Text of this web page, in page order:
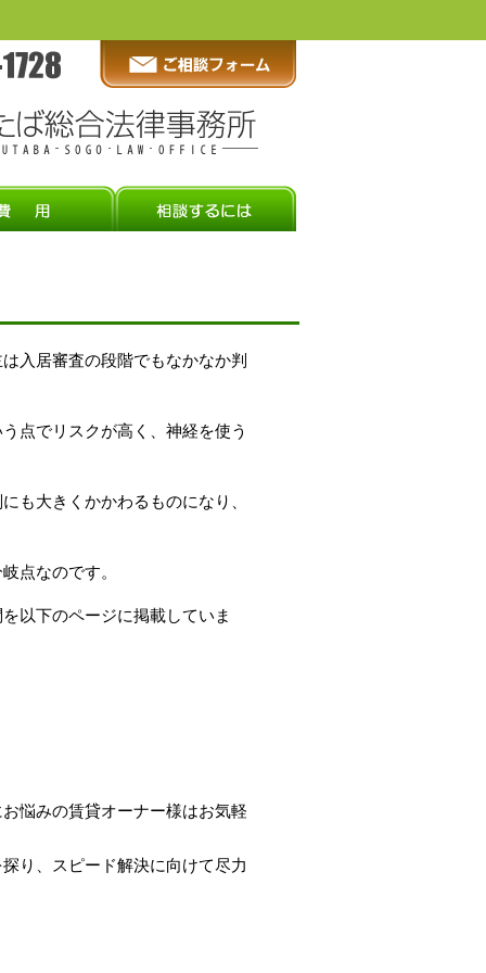
入居審査の段階でもなかなか判
点でリスクが高く、神経を使う
も大きくかかわるものになり、
点なのです。
以下のページに掲載していま
悩みの賃貸オーナー様はお気軽
り、スピード解決に向けて尽力